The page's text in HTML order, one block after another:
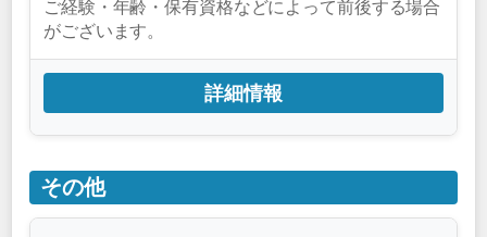
ご経験・年齢・保有資格などによって前後する場合
がございます。
詳細情報
その他